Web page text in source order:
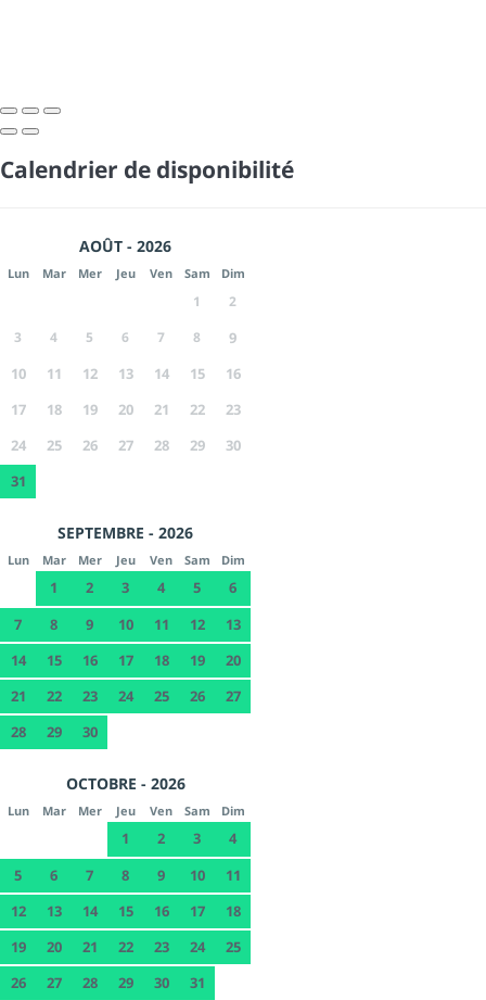
Calendrier de disponibilité
AOÛT - 2026
Lun Mar Mer Jeu Ven Sam Dim
1
2
3
4 5 6 7 8
9
10
11 12 13 14 15
16
17
18 19 20 21 22
23
24
25 26 27 28 29
30
31
SEPTEMBRE - 2026
Lun Mar Mer Jeu Ven Sam Dim
1 2 3 4 5
6
7
8 9 10 11 12
13
14
15 16 17 18 19
20
21
22 23 24 25 26
27
28
29 30
OCTOBRE - 2026
Lun Mar Mer Jeu Ven Sam Dim
1 2 3
4
5
6 7 8 9 10
11
12
13 14 15 16 17
18
19
20 21 22 23 24
25
26
27 28 29 30 31